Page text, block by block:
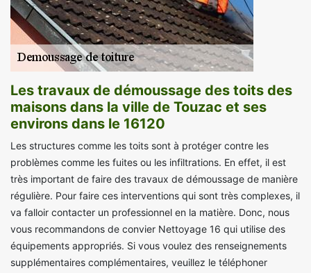
Les travaux de démoussage des toits des
maisons dans la ville de Touzac et ses
environs dans le 16120
Les structures comme les toits sont à protéger contre les
problèmes comme les fuites ou les infiltrations. En effet, il est
très important de faire des travaux de démoussage de manière
régulière. Pour faire ces interventions qui sont très complexes, il
va falloir contacter un professionnel en la matière. Donc, nous
vous recommandons de convier Nettoyage 16 qui utilise des
équipements appropriés. Si vous voulez des renseignements
supplémentaires complémentaires, veuillez le téléphoner